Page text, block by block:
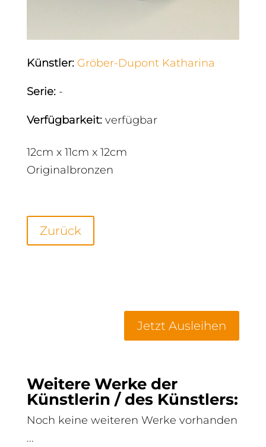
Künstler: Gröber-Dupont Katharina
Serie: -
Verfügbarkeit: verfügbar
12cm x 11cm x 12cm
Originalbronzen
Zurück
Jetzt Ausleihen
Weitere Werke der
Künstlerin / des Künstlers:
Noch keine weiteren Werke vorhanden
...